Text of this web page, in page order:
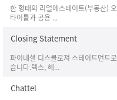
한 형태의 리얼에스테이트(부동산)
타이틀과 공용 ...
Closing Statement
파이네셜 디스클로져 스테이트먼트
습니다.텍스, 헤...
Chattel